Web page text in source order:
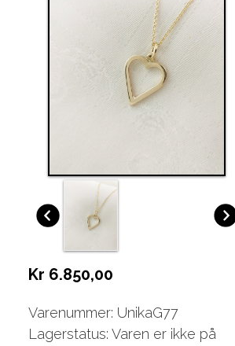
Kr 6.850,00
Varenummer: UnikaG77
Lagerstatus: Varen er ikke på